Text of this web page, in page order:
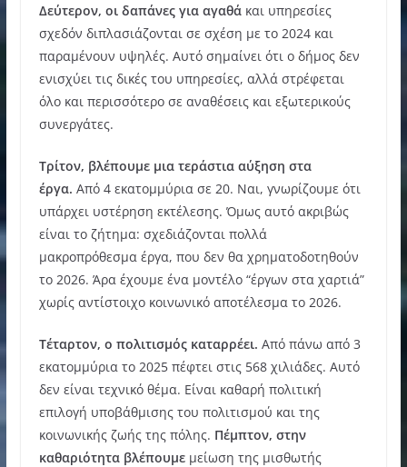
Δεύτερον, οι δαπάνες για αγαθάκαι υπηρεσίες
σχεδόν διπλασιάζονται σε σχέση με το 2024 και
παραμένουν υψηλές. Αυτό σημαίνει ότι ο δήμος δεν
ενισχύει τις δικές του υπηρεσίες, αλλά στρέφεται
όλο και περισσότερο σε αναθέσεις και εξωτερικούς
συνεργάτες.
Τρίτον, βλέπουμε μια τεράστια αύξηση στα
έργα. Από 4 εκατομμύρια σε 20. Ναι, γνωρίζουμε ότι
υπάρχει υστέρηση εκτέλεσης. Όμως αυτό ακριβώς
είναι το ζήτημα: σχεδιάζονται πολλά
μακροπρόθεσμα έργα, που δεν θα χρηματοδοτηθούν
το 2026. Άρα έχουμε ένα μοντέλο “έργων στα χαρτιά”
χωρίς αντίστοιχο κοινωνικό αποτέλεσμα το 2026.
Τέταρτον, ο πολιτισμός καταρρέει. Από πάνω από 3
εκατομμύρια το 2025 πέφτει στις 568 χιλιάδες. Αυτό
δεν είναι τεχνικό θέμα. Είναι καθαρή πολιτική
επιλογή υποβάθμισης του πολιτισμού και της
κοινωνικής ζωής της πόλης. Πέμπτον, στην
καθαριότητα βλέπουμεμείωση της μισθωτής